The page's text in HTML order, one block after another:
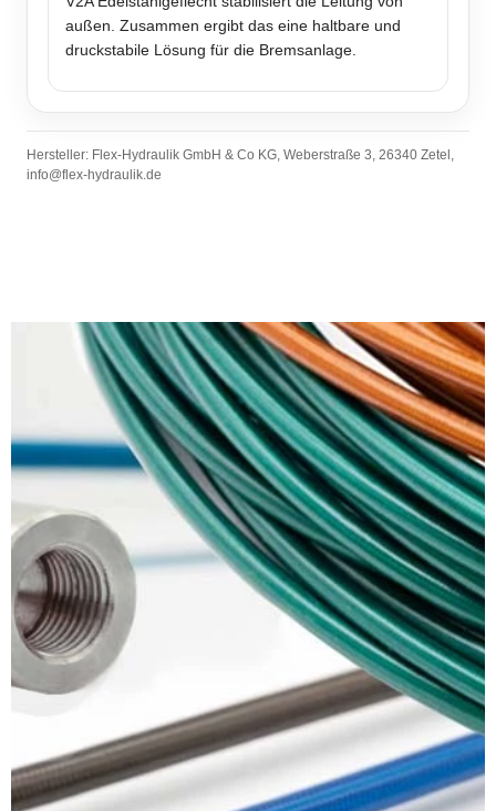
außen. Zusammen ergibt das eine haltbare und
druckstabile Lösung für die Bremsanlage.
Hersteller: Flex-Hydraulik GmbH & Co KG, Weberstraße 3, 26340 Zetel,
info@flex-hydraulik.de